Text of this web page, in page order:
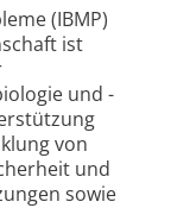
(IBMP)
ist
und -
von
und
sowie